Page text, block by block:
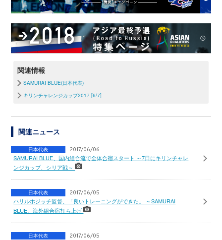
関連情報
SAMURAI BLUE(日本代表)
キリンチャレンジカップ2017 [6/7]
関連ニュース
日本代表 2017/06/06
SAMURAI BLUE、国内組合流で全体合宿スタート ～7日にキリンチャレ
ンジカップ、シリア戦～
日本代表 2017/06/05
ハリルホジッチ監督、「良いトレーニングができた」 ～SAMURAI
BLUE、海外組合宿打ち上げ
日本代表 2017/06/05